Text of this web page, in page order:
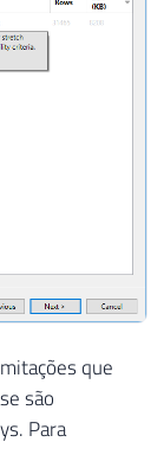
que
são
Para